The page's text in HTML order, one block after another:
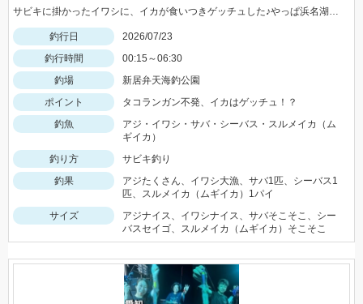
サビキに掛かったイワシに、イカが食いつきゲッチュした♪やっぱ浜名湖ドリーム♡
釣行日
2026/07/23
釣行時間
00:15～06:30
釣場
新居弁天海釣公園
ポイント
タコランガン不発、イカはゲッチュ！？
釣魚
アジ・イワシ・サバ・シーバス・スルメイカ（ム
ギイカ）
釣り方
サビキ釣り
釣果
アジたくさん、イワシ大漁、サバ1匹、シーバス1
匹、スルメイカ（ムギイカ）1パイ
サイズ
アジナイス、イワシナイス、サバそこそこ、シー
バスセイゴ、スルメイカ（ムギイカ）そこそこ